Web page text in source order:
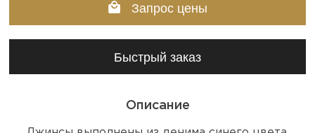
Запрос цены
Быстрый заказ
Описание